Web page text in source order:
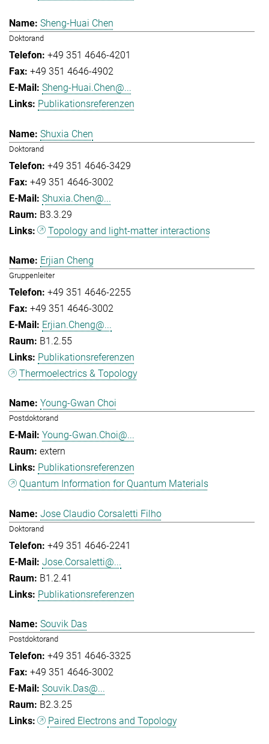
Sheng-Huai Chen
Doktorand
+49 351 4646-4201
+49 351 4646-4902
Sheng-Huai.Chen@...
Publikationsreferenzen
Shuxia Chen
Doktorand
+49 351 4646-3429
+49 351 4646-3002
Shuxia.Chen@...
B3.3.29
Topology and light-matter interactions
Erjian Cheng
Gruppenleiter
+49 351 4646-2255
+49 351 4646-3002
Erjian.Cheng@...
B1.2.55
Publikationsreferenzen
Thermoelectrics & Topology
Young-Gwan Choi
Postdoktorand
Young-Gwan.Choi@...
extern
Publikationsreferenzen
Quantum Information for Quantum Materials
Jose Claudio Corsaletti Filho
Doktorand
+49 351 4646-2241
Jose.Corsaletti@...
B1.2.41
Publikationsreferenzen
Souvik Das
Postdoktorand
+49 351 4646-3325
+49 351 4646-3002
Souvik.Das@...
B2.3.25
Paired Electrons and Topology